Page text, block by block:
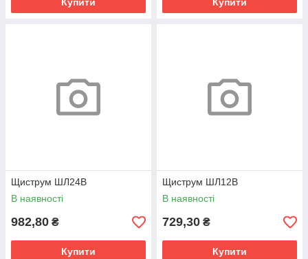
Щиструм ШЛ24В
В наявності
982,80 ₴
Купити
Щиструм ШЛ12В
В наявності
729,30 ₴
Купити